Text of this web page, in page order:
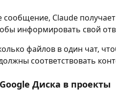
сообщение, Claude
информировать свой
файлов в один чат,
соответствовать
Диска в проекты